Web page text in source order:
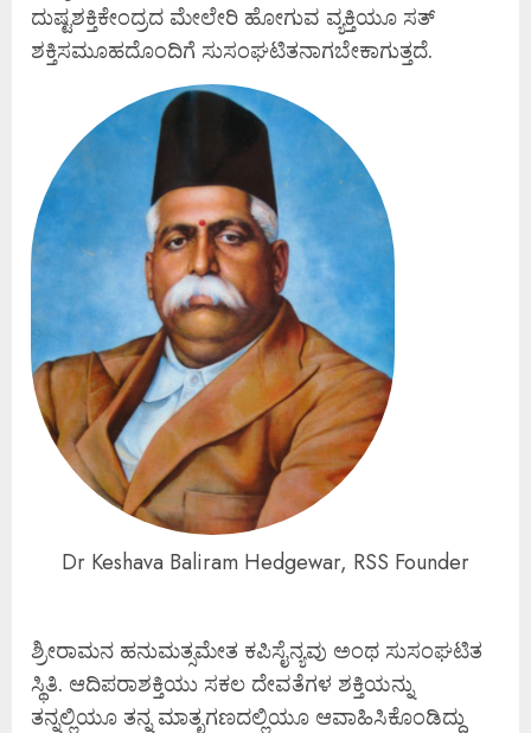
ದುಷ್ಟಶಕ್ತಿಕೇಂದ್ರದ ಮೇಲೇರಿ ಹೋಗುವ ವ್ಯಕ್ತಿಯೂ ಸತ್
ಶಕ್ತಿಸಮೂಹದೊಂದಿಗೆ ಸುಸಂಘಟಿತನಾಗಬೇಕಾಗುತ್ತದೆ.
Dr Keshava Baliram Hedgewar, RSS Founder
ಶ್ರೀರಾಮನ ಹನುಮತ್ಸಮೇತ ಕಪಿಸೈನ್ಯವು ಅಂಥ ಸುಸಂಘಟಿತ
ಸ್ಥಿತಿ. ಆದಿಪರಾಶಕ್ತಿಯು ಸಕಲ ದೇವತೆಗಳ ಶಕ್ತಿಯನ್ನು
ತನ್ನಲ್ಲಿಯೂ ತನ್ನ ಮಾತೃಗಣದಲ್ಲಿಯೂ ಆವಾಹಿಸಿಕೊಂಡಿದ್ದು